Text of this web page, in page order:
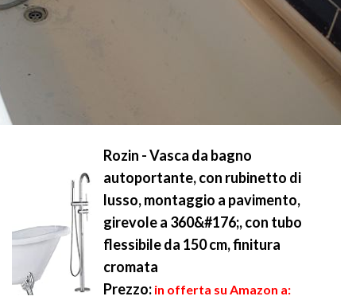
Rozin - Vasca da bagno
autoportante, con rubinetto di
lusso, montaggio a pavimento,
girevole a 360&#176;, con tubo
flessibile da 150 cm, finitura
cromata
Prezzo: in offerta su Amazon a: